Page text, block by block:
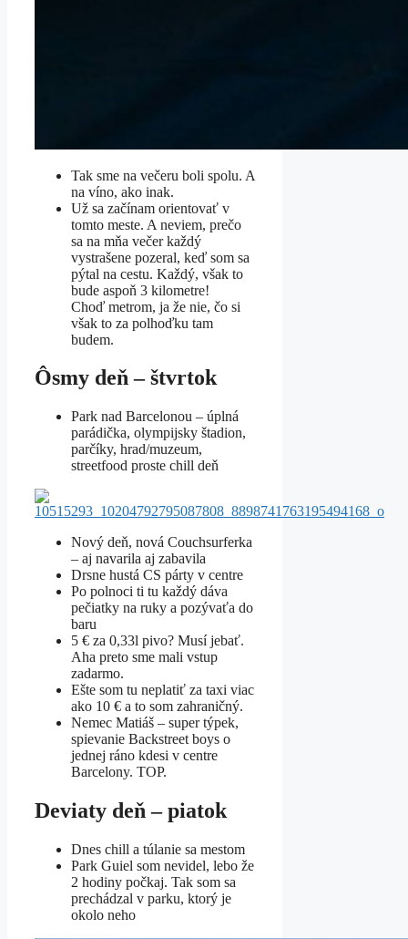
Tak sme na večeru boli spolu. A
na víno, ako inak.
Už sa začínam orientovať v
tomto meste. A neviem, prečo
sa na mňa večer každý
vystrašene pozeral, keď som sa
pýtal na cestu. Každý, však to
bude aspoň 3 kilometre!
Choď metrom, ja že nie, čo si
však to za polhoďku tam
budem.
Ôsmy deň – štvrtok
Park nad Barcelonou – úplná
parádička, olympijsky štadion,
parčíky, hrad/muzeum,
streetfood proste chill deň
Nový deň, nová Couchsurferka
– aj navarila aj zabavila
Drsne hustá CS párty v centre
Po polnoci ti tu každý dáva
pečiatky na ruky a pozývaťa do
baru
5 € za 0,33l pivo? Musí jebať.
Aha preto sme mali vstup
zadarmo.
Ešte som tu neplatiť za taxi viac
ako 10 € a to som zahraničný.
Nemec Matiáš – super týpek,
spievanie Backstreet boys o
jednej ráno kdesi v centre
Barcelony. TOP.
Deviaty deň – piatok
Dnes chill a túlanie sa mestom
Park Guiel som nevidel, lebo že
2 hodiny počkaj. Tak som sa
prechádzal v parku, ktorý je
okolo neho